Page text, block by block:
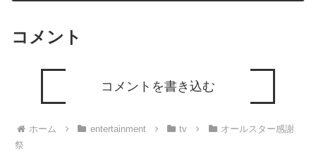
コメント
コメントを書き込む
ホーム entertainment tv
オールスター感謝
祭